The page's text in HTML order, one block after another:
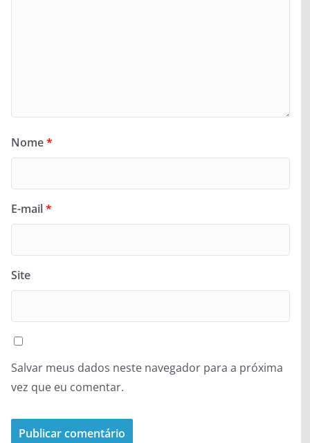
Nome*
E-mail*
Site
Salvar meus dados neste navegador para a próxima
vez que eu comentar.